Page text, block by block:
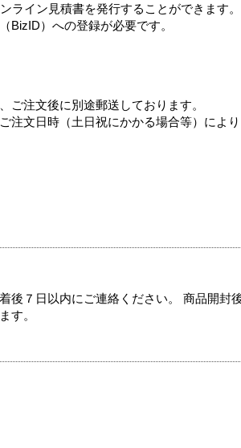
ライン見積書を発行することができます。
BizID）への登録が必要です。
ご注文後に別途郵送しております。
注文日時（土日祝にかかる場合等）によ
後７日以内にご連絡ください。 商品開封
す。